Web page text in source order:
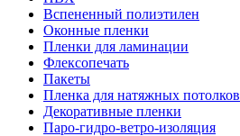
Вспененный полиэтилен
Оконные пленки
Пленки для ламинации
Флексопечать
Пакеты
Пленка для натяжных потолков
Декоративные пленки
Паро-гидро-ветро-изоляция